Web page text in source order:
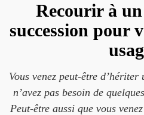
Recourir à
succession pour
Vous venez peut-être
n’avez pas besoin de
Peut-être aussi que vous